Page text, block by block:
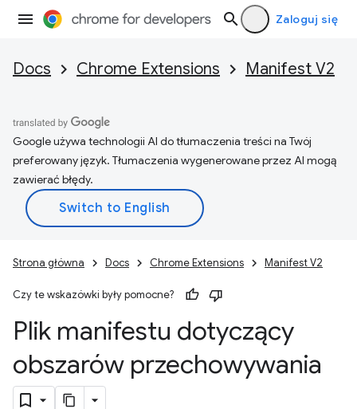
Zaloguj się
Docs Chrome Extensions Manifest V2
Google używa technologii AI do tłumaczenia treści na Twój
preferowany język. Tłumaczenia wygenerowane przez AI mogą
zawierać błędy.
Strona główna Docs Chrome Extensions Manifest V2
Czy te wskazówki były pomocne?
Plik manifestu dotyczący
obszarów przechowywania